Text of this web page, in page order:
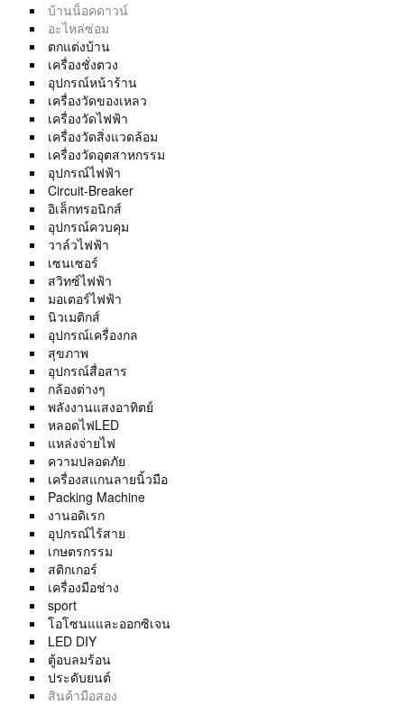
บ้านน็อคดาวน์
อะไหล่ซ่อม
ตกแต่งบ้าน
เครื่องชั่งตวง
อุปกรณ์หน้าร้าน
เครื่องวัดของเหลว
เครื่องวัดไฟฟ้า
เครื่องวัดสิ่งแวดล้อม
เครื่องวัดอุตสาหกรรม
อุปกรณ์ไฟฟ้า
Circuit-Breaker
อิเล็กทรอนิกส์
อุปกรณ์ควบคุม
วาล์วไฟฟ้า
เซนเซอร์
สวิทซ์ไฟฟ้า
มอเตอร์ไฟฟ้า
นิวเมติกส์
อุปกรณ์เครื่องกล
สุขภาพ
อุปกรณ์สื่อสาร
กล้องต่างๆ
พลังงานแสงอาทิตย์
หลอดไฟLED
แหล่งจ่ายไฟ
ความปลอดภัย
เครื่องสแกนลายนิ้วมือ
Packing Machine
งานอดิเรก
อุปกรณ์ไร้สาย
เกษตรกรรม
สติกเกอร์
เครื่องมือช่าง
sport
โอโซนแและออกซิเจน
LED DIY
ตู้อบลมร้อน
ประดับยนต์
สินค้ามือสอง